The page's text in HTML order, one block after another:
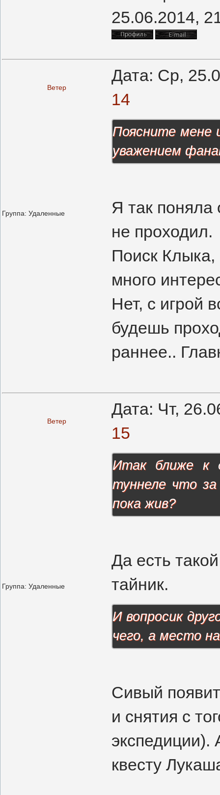
25.06.2014,
Ветер
Дата: Ср,
14
Группа: Удаленные
Поясните мене
уважением
Я так поняла
не проходил.
Поиск
много
Нет, с игрой
будешь
раннее..
Ветер
Дата: Чт,
15
Группа: Удаленные
Итак ближе к
туннеле что
пока жив?
Да есть
тайник.
И вопросик
чего, а место
Сивый
и снятия с
экспедиции).
квесту